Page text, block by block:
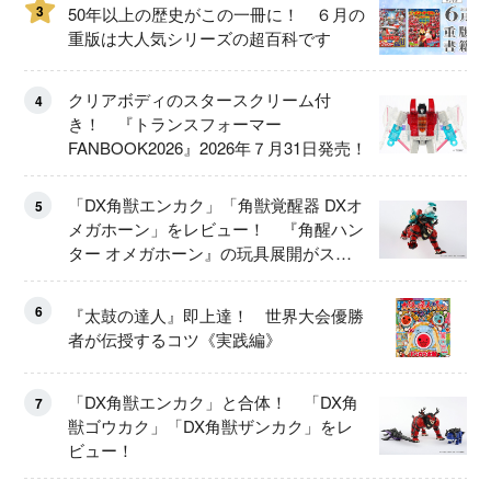
3
50年以上の歴史がこの一冊に！ ６月の
重版は大人気シリーズの超百科です
4
クリアボディのスタースクリーム付
き！ 『トランスフォーマー
FANBOOK2026』2026年７月31日発売！
5
「DX角獣エンカク」「角獣覚醒器 DXオ
メガホーン」をレビュー！ 『角醒ハン
ター オメガホーン』の玩具展開がスタ
ート！
6
『太鼓の達人』即上達！ 世界大会優勝
者が伝授するコツ《実践編》
7
「DX角獣エンカク」と合体！ 「DX角
獣ゴウカク」「DX角獣ザンカク」をレ
ビュー！